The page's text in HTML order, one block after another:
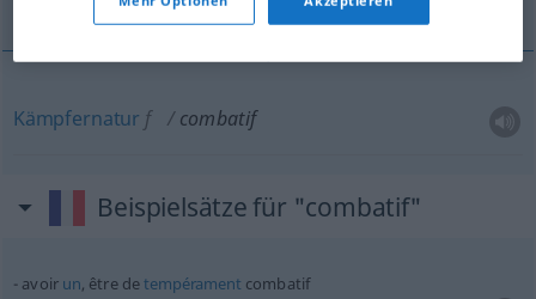
Kämpfernatur f combatif
Beispielsätze für "combatif"
avoir un, être detempérament combatif